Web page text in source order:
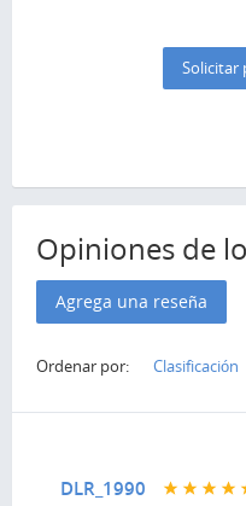
Solicitar
Opiniones de
Agrega una reseña
Ordenar por: Clasificación
DLR_1990